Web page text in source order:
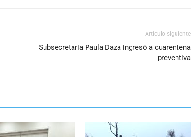
Artículo siguiente
Subsecretaria Paula Daza ingresó a cuarentena
preventiva